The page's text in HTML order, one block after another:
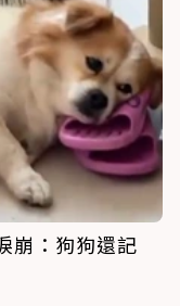
崩：狗狗還記